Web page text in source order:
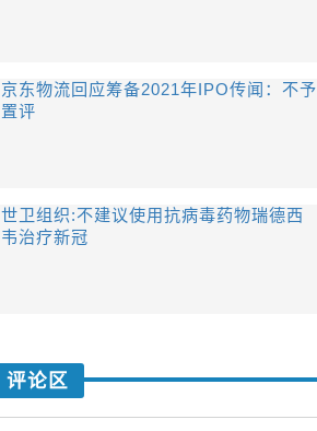
京东物流回应筹备2021年IPO传闻：不予
置评
世卫组织:不建议使用抗病毒药物瑞德西
韦治疗新冠
评论区